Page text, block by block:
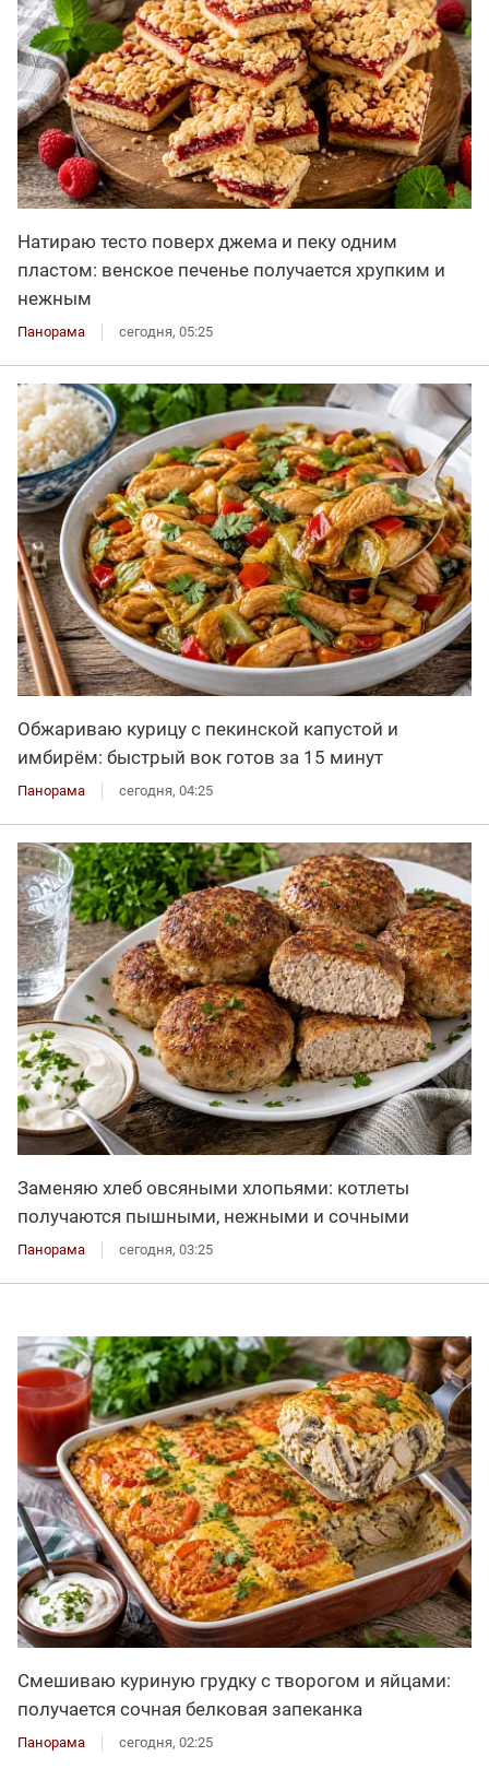
Натираю тесто поверх джема и пеку одним
пластом: венское печенье получается хрупким и
нежным
Панорама сегодня, 05:25
Обжариваю курицу с пекинской капустой и
имбирём: быстрый вок готов за 15 минут
Панорама сегодня, 04:25
Заменяю хлеб овсяными хлопьями: котлеты
получаются пышными, нежными и сочными
Панорама сегодня, 03:25
Смешиваю куриную грудку с творогом и яйцами:
получается сочная белковая запеканка
Панорама сегодня, 02:25